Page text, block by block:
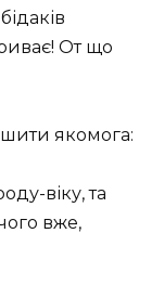
От що
якомога:
віку, та
вже,